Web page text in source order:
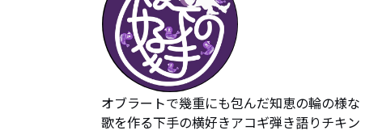
オブラートで幾重にも包んだ知恵の輪の様な
歌を作る下手の横好きアコギ弾き語りチキン